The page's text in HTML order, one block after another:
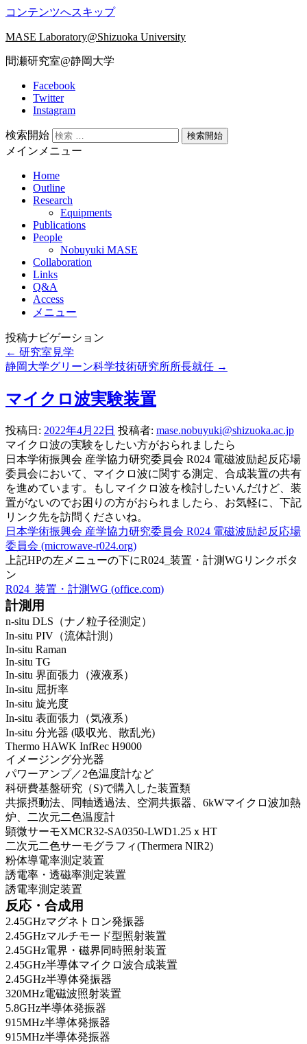
コンテンツへスキップ
MASE Laboratory@Shizuoka University
間瀬研究室@静岡大学
Facebook
Twitter
Instagram
検索開始
メインメニュー
Home
Outline
Research
Equipments
Publications
People
Nobuyuki MASE
Collaboration
Links
Q&A
Access
メニュー
投稿ナビゲーション
← 研究室見学
静岡大学グリーン科学技術研究所所長就任 →
マイクロ波実験装置
投稿日: 2022年4月22日 投稿者: mase.nobuyuki@shizuoka.ac.jp
マイクロ波の実験をしたい方がおられましたら
日本学術振興会 産学協力研究委員会 R024 電磁波励起反応場
委員会において、マイクロ波に関する測定、合成装置の共有
を進めています。もしマイクロ波を検討したいんだけど、装
置がないのでお困りの方がおられましたら、お気軽に、下記
リンク先を訪問くださいね。
日本学術振興会 産学協力研究委員会 R024 電磁波励起反応場
委員会 (microwave-r024.org)
上記HPの左メニューの下にR024_装置・計測WGリンクボタ
ン
R024_装置・計測WG (office.com)
計測用
n-situ DLS（ナノ粒子径測定）
In-situ PIV（流体計測）
In-situ Raman
In-situ TG
In-situ 界面張力（液液系）
In-situ 屈折率
In-situ 旋光度
In-situ 表面張力（気液系）
In-situ 分光器 (吸収光、散乱光)
Thermo HAWK InfRec H9000
イメージング分光器
パワーアンプ／2色温度計など
科研費基盤研究（S)で購入した装置類
共振摂動法、同軸透過法、空洞共振器、6kWマイクロ波加熱
炉、二次元二色温度計
顕微サーモXMCR32-SA0350-LWD1.25ｘHT
二次元二色サーモグラフィ(Thermera NIR2)
粉体導電率測定装置
誘電率・透磁率測定装置
誘電率測定装置
反応・合成用
2.45GHzマグネトロン発振器
2.45GHzマルチモード型照射装置
2.45GHz電界・磁界同時照射装置
2.45GHz半導体マイクロ波合成装置
2.45GHz半導体発振器
320MHz電磁波照射装置
5.8GHz半導体発振器
915MHz半導体発振器
915MHz半導体発振器